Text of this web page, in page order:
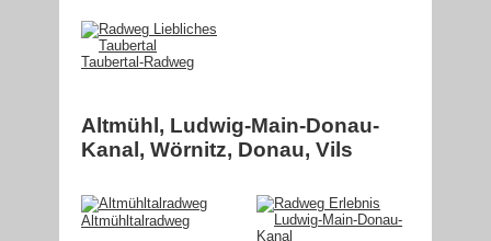
Taubertal-Radweg
Altmühl, Ludwig-Main-Donau-
Kanal, Wörnitz, Donau, Vils
Altmühltalradweg